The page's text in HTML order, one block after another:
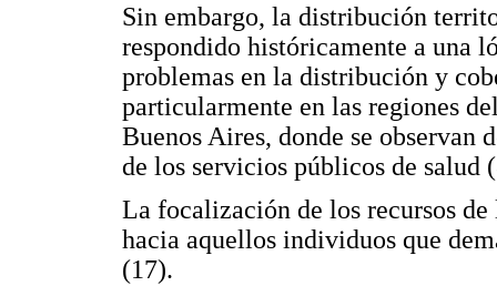
Sin embargo, la distribución
respondido históricamente a una
problemas en la distribución y
particularmente en las regiones
Buenos Aires, donde se observan
de los servicios públicos de salud
La focalización de los recursos
hacia aquellos individuos que
(17).